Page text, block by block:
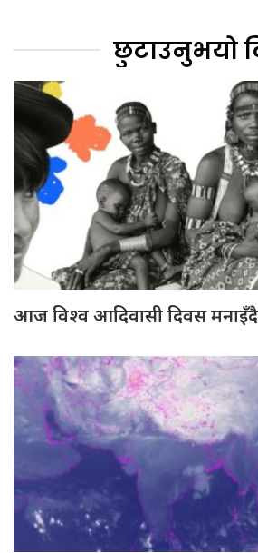
छुटाउनुभयो
आज विश्व आदिवासी दिवस मनाइँदै